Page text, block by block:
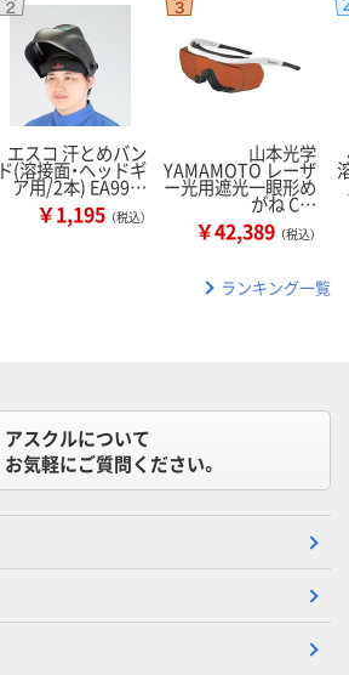
エスコ 汗とめバン
ド(溶接面・ヘッドギ
ア用/2本) EA99…
￥1,195 （税込）
山本光学
YAMAMOTO レーザ
ー光用遮光一眼形め
がね C…
￥42,389 （税込）
ランキング一覧
アスクルについて
お気軽にご質問ください。